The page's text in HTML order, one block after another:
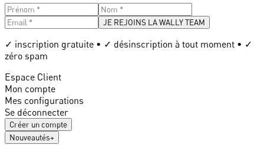
JE REJOINS LA WALLY TEAM
✓ inscription gratuite • ✓ désinscription à tout moment • ✓
zéro spam
Espace Client
Mon compte
Mes configurations
Se déconnecter
Créer un compte
Nouveautés+